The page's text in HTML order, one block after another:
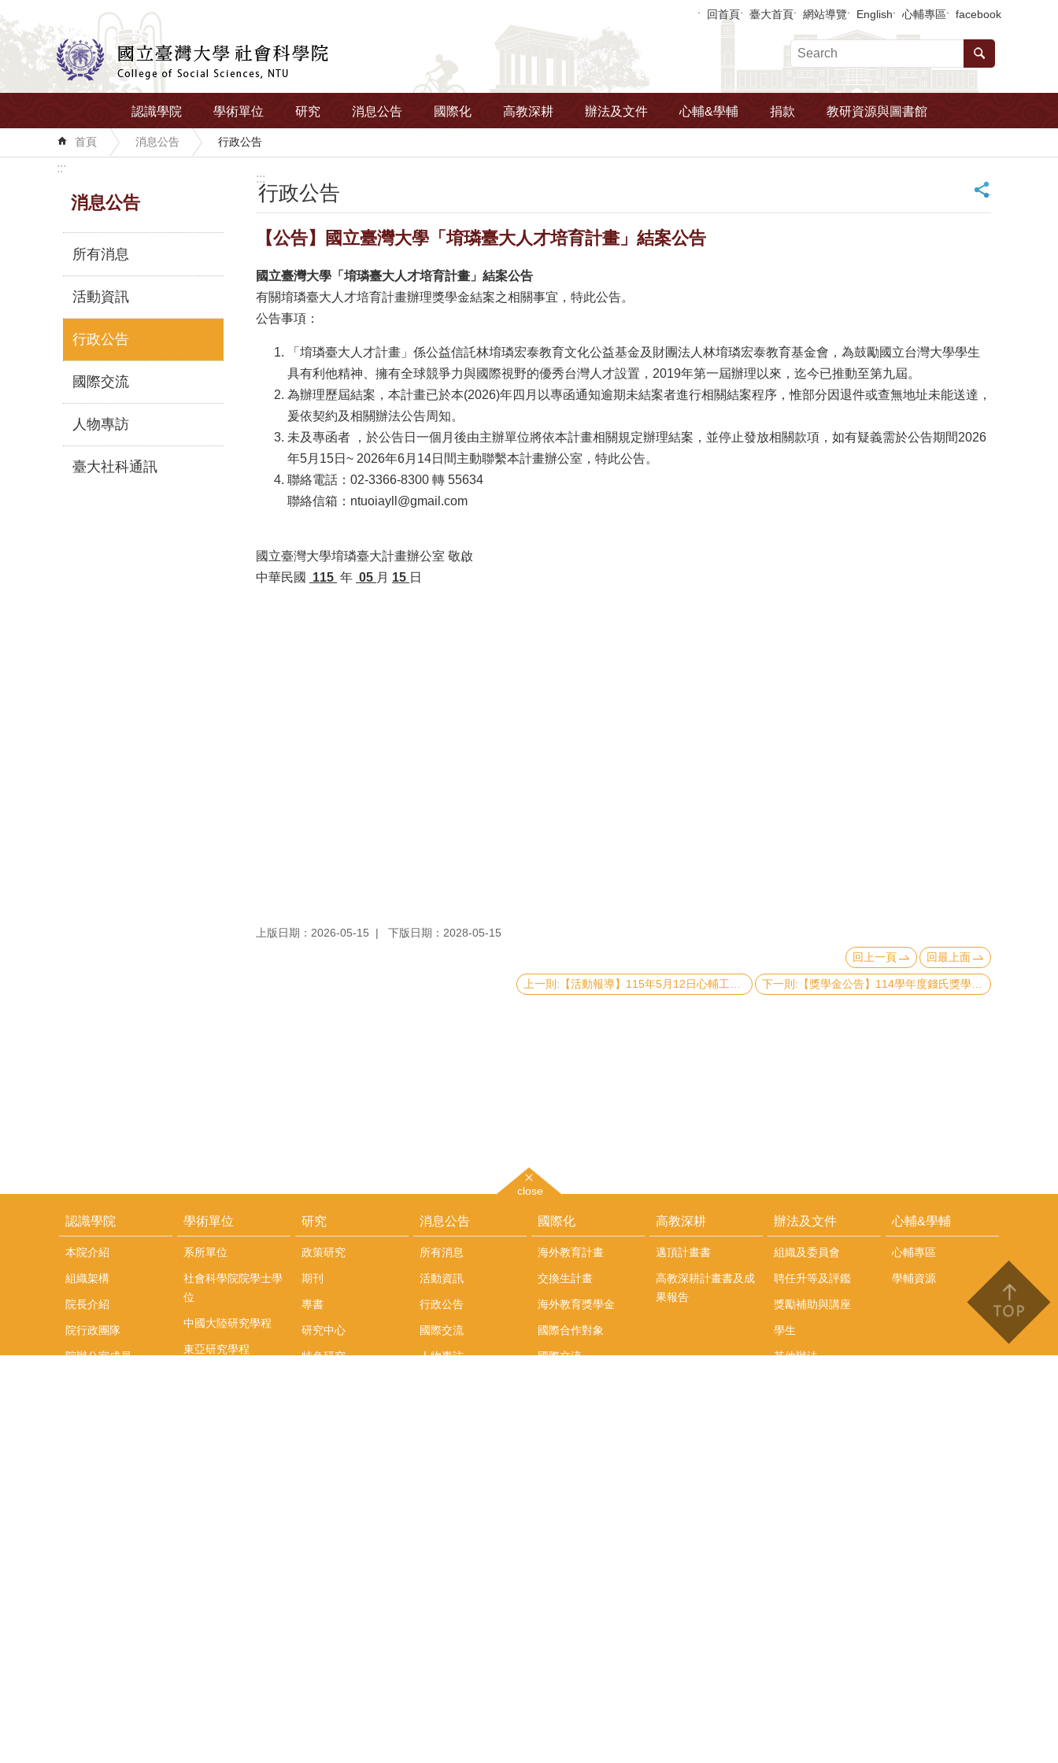
跳到主要內容區塊 回首頁 臺大首頁 網站導覽 English 心輔專區 facebook
認識學院 學術單位 研究 消息公告 國際化 高教深耕 辦法及文件 心輔&學輔 捐款 教研資源與圖書館
首頁 消息公告 行政公告
:::
消息公告
所有消息
活動資訊
行政公告
國際交流
人物專訪
臺大社科通訊
:::
行政公告 _
【公告】國立臺灣大學「堉璘臺大人才培育計畫」結案公告
國立臺灣大學「堉璘臺大人才培育計畫」結案公告
有關堉璘臺大人才培育計畫辦理獎學金結案之相關事宜，特此公告。
公告事項：
「堉璘臺大人才計畫」係公益信託林堉璘宏泰教育文化公益基金及財團法人林堉璘宏泰教育基金會，為鼓勵國立台灣大學學生
具有利他精神、擁有全球競爭力與國際視野的優秀台灣人才設置，2019年第一屆辦理以來，迄今已推動至第九屆。
為辦理歷屆結案，本計畫已於本(2026)年四月以專函通知逾期未結案者進行相關結案程序，惟部分因退件或查無地址未能送達，
爰依契約及相關辦法公告周知。
未及專函者 ，於公告日一個月後由主辦單位將依本計畫相關規定辦理結案，並停止發放相關款項，如有疑義需於公告期間2026
年5月15日~ 2026年6月14日間主動聯繫本計畫辦公室，特此公告。
聯絡電話：02-3366-8300 轉 55634
聯絡信箱：ntuoiayll@gmail.com
國立臺灣大學堉璘臺大計畫辦公室 敬啟
中華民國
115 年 05 月 15 日
上版日期：2026-05-15
下版日期：2028-05-15
回上一頁
回最上面
close
認識學院
本院介紹
組織架構
院長介紹
院行政團隊
院辦公室成員
學術單位
系所單位
社會科學院院學士學
位
中國大陸研究學程
東亞研究學程
研究
政策研究
期刊
專書
研究中心
特色研究
消息公告
所有消息
活動資訊
行政公告
國際交流
人物專訪
國際化
海外教育計畫
交換生計畫
海外教育獎學金
國際合作對象
國際交流
高教深耕
邁頂計畫書
高教深耕計畫書及成
果報告
辦法及文件
組織及委員會
聘任升等及評鑑
獎勵補助與講座
學生
其他辦法
心輔&學輔
心輔專區
學輔資源